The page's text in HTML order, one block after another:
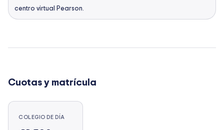
centro virtual Pearson.
Cuotas y matrícula
COLEGIO DE DÍA